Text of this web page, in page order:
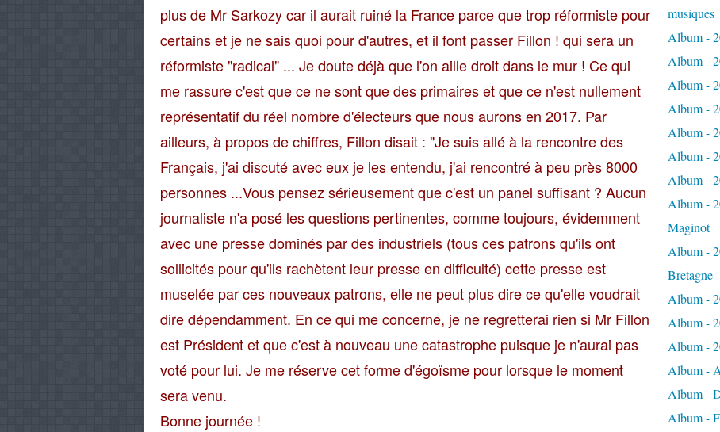
plus de Mr Sarkozy car il aurait ruiné la France parce que trop réformiste pour
certains et je ne sais quoi pour d'autres, et il font passer Fillon ! qui sera un
réformiste "radical" ... Je doute déjà que l'on aille droit dans le mur ! Ce qui
me rassure c'est que ce ne sont que des primaires et que ce n'est nullement
représentatif du réel nombre d'électeurs que nous aurons en 2017. Par
ailleurs, à propos de chiffres, Fillon disait : "Je suis allé à la rencontre des
Français, j'ai discuté avec eux je les entendu, j'ai rencontré à peu près 8000
personnes ...Vous pensez sérieusement que c'est un panel suffisant ? Aucun
journaliste n'a posé les questions pertinentes, comme toujours, évidemment
avec une presse dominés par des industriels (tous ces patrons qu'ils ont
sollicités pour qu'ils rachètent leur presse en difficulté) cette presse est
muselée par ces nouveaux patrons, elle ne peut plus dire ce qu'elle voudrait
dire dépendamment. En ce qui me concerne, je ne regretterai rien si Mr Fillon
est Président et que c'est à nouveau une catastrophe puisque je n'aurai pas
voté pour lui. Je me réserve cet forme d'égoïsme pour lorsque le moment
sera venu.
Bonne journée !
musiques
Album -
Album -
Album -
Album -
Album -
Album -
Album -
Album -
Maginot
Album -
Bretagne
Album -
Album -
Album -
Album -
Album -
Album -